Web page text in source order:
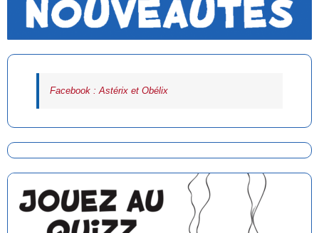
Facebook : Astérix et Obélix